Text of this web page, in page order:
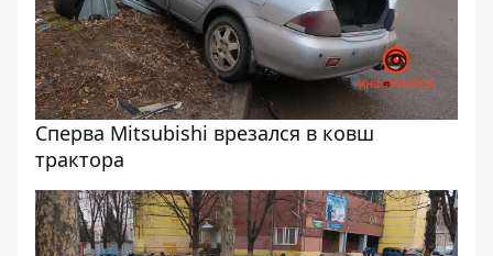
Сперва Mitsubishi врезался в ковш
трактора